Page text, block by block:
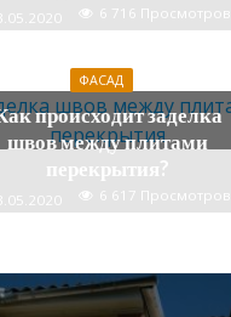
6 716 Просмотров
ФАСАД
происходит заделка
швов между плитами
перекрытия?
6 617 Просмотров